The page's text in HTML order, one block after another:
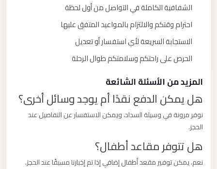
الشفافية الكاملة في التواصل من أول لحظة
احترام وقتكم والالتزام بالمواعيد المتفق عليها
الاستجابة السريعة لأي استفسار أو تعديل
الحرص على راحتكم وسلامتكم طوال الرحلة
المزيد من الأسئلة الشائعة
هل يمكن الدفع نقدًا أم يوجد وسائل أخرى؟
نوفر مرونة في وسيلة السداد، ويمكن الاستفسار عن التفاصيل عند
الحجز.
هل تتوفر مقاعد أطفال؟
نعم، يمكن توفير مقعد أطفال إضافي إذا تم إخبارنا مسبقًا عند الحجز.